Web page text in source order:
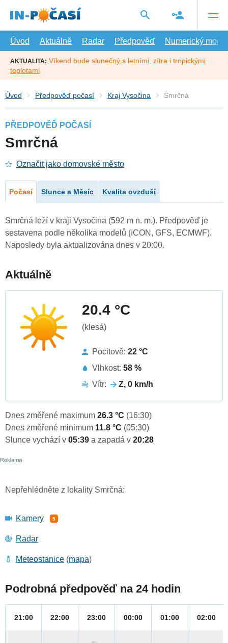
hlavní
Úvod
Aktuálně Radar Předpověď Numerický model
AKTUALITA: Víkend bude slunečný s letními, zítra i tropickými
teplotami
Úvod Předpověď počasí Kraj Vysočina Smrčná
PŘEDPOVĚĎ POČASÍ
Smrčná
Označit jako domovské město
Počasí Slunce a Měsíc Kvalita ovzduší
Smrčná leží v kraji Vysočina (592 m n. m.). Předpověď je
sestavena podle několika modelů (ICON, GFS, ECMWF).
Naposledy byla aktualizována dnes v 20:00.
Aktuálně
20.4 °C
(klesá)
Pocitově: 22 °C
Vlhkost: 58 %
Vítr:
Z, 0 km/h
Dnes změřené maximum 26.3 °C (16:30)
Dnes změřené minimum 11.8 °C (05:30)
Slunce vychází v 05:39 a zapadá v 20:28
Nepřehlédněte z lokality Smrčná:
Kamery 5
Radar
Meteostanice (mapa)
Podrobná předpověď na 24 hodin
21:00 22:00 23:00 00:00 01:00 02:00